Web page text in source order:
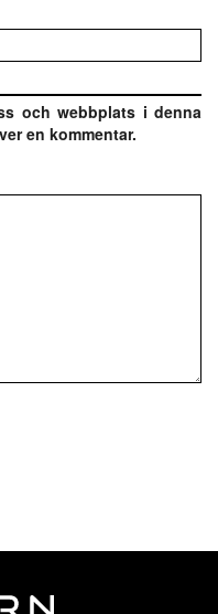
och webbplats i denna
en kommentar.